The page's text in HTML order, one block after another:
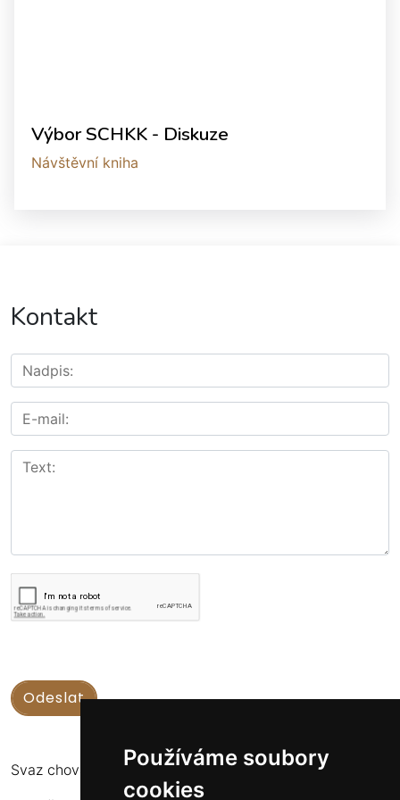
Používáme soubory
cookies
Výbor SCHKK - Diskuze
Návštěvní kniha
Kontakt
Svaz chovatelů koní Kinských